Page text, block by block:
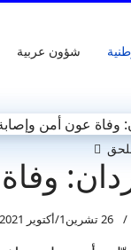
شؤون عربية
26 تشرين1/أكتوير 2021